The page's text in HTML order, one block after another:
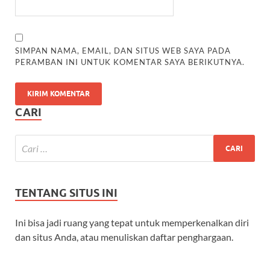
SIMPAN NAMA, EMAIL, DAN SITUS WEB SAYA PADA
PERAMBAN INI UNTUK KOMENTAR SAYA BERIKUTNYA.
CARI
TENTANG SITUS INI
Ini bisa jadi ruang yang tepat untuk memperkenalkan diri
dan situs Anda, atau menuliskan daftar penghargaan.